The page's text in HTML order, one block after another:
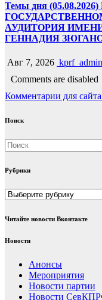
Темы дня
АУДИТОРИЯ
ГЕННАДИЯ
Авг 7, 2026 kprf_admin
Comments are disabled
Комментарии для сайта
Поиск
Рубрики
Рубрики
Читайте новости Вконтакте
Новости
Анонсы
Мероприятия
Новости партии
Новости